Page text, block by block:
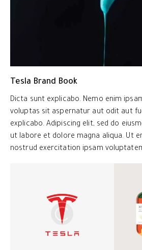
Tesla Brand Book
Dicta sunt explicabo. Nemo enim
voluptas sit aspernatur aut odit aut
explicabo. Adipiscing elit, sed do
ut labore et dolore magna aliqua. Ut
nostrud exercitation ipsam